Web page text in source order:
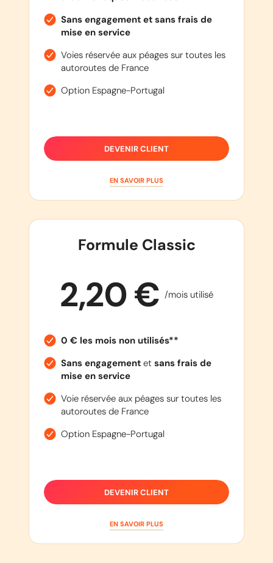
Sans engagement et sans frais de
mise en service
Voies réservée aux péages sur toutes les
autoroutes de France
Option Espagne-Portugal
DEVENIR CLIENT
EN SAVOIR PLUS
Formule Classic
2,20 € /mois utilisé
0 € les mois non utilisés**
Sans engagementet sans frais de
mise en service
Voie réservée aux péages sur toutes les
autoroutes de France
Option Espagne-Portugal
DEVENIR CLIENT
EN SAVOIR PLUS